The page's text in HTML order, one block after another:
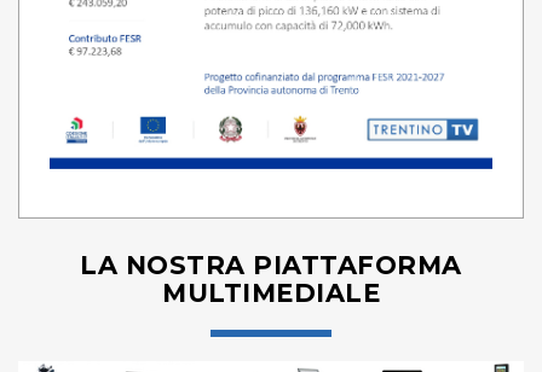
LA NOSTRA PIATTAFORMA
MULTIMEDIALE